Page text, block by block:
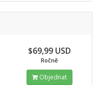
$69,99 USD
Ročně
Objednat